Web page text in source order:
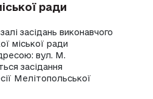
ради
засідань виконавчого
міської ради
вул. М.
засідання
Мелітопольської